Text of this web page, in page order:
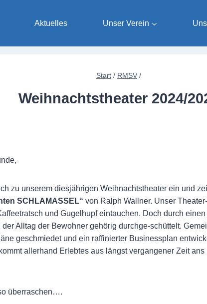
Aktuelles Unser Verein
Start / RMSV /
Weihnachtstheater 2024/
zu unserem diesjährigen Weihnachtstheater ein und
SCHLAMASSEL“ von Ralph Wallner. Unser
und Gugelhupf eintauchen. Doch durch
Alltag der Bewohner gehörig durchge-schüttelt.
geschmiedet und ein raffinierter Businessplan
allerhand Erlebtes aus längst vergangener Zeit
überraschen….